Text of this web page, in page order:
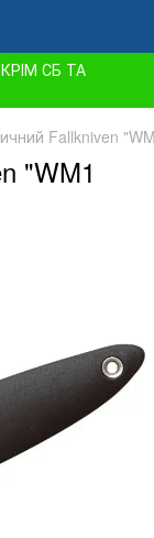
СБ ТА
Fallkniven
"WM1